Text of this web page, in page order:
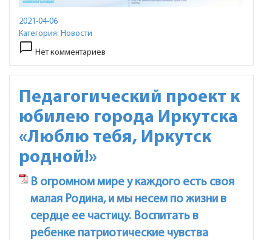
2021-04-06
Категория: Новости
chat_bubble_outline Нет комментариев
Педагогический проект к
юбилею города Иркутска
«Люблю тебя, Иркутск
родной!»
В огромном мире у каждого есть своя
малая Родина, и мы несем по жизни в
сердце ее частицу. Воспитать в
ребенке патриотические чувства